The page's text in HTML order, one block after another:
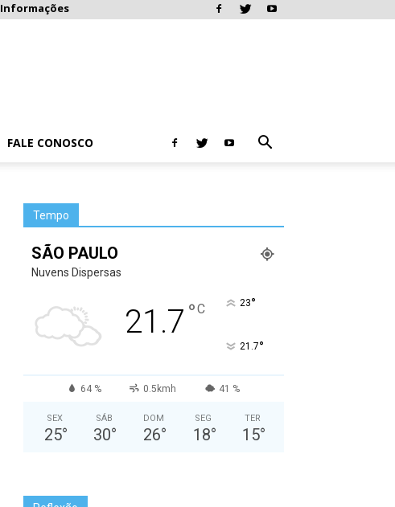
Informações
FALE CONOSCO
Tempo
SÃO PAULO
Nuvens Dispersas
21.7 °C 23°
21.7°
64 % 0.5kmh 41 %
SEX
25°
SÁB
30°
DOM
26°
SEG
18°
TER
15°